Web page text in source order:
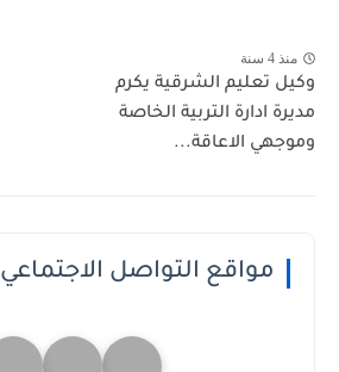
منذ 4 سنة
وكيل تعليم الشرقية يكرم
مديرة ادارة التربية الخاصة
وموجهي الاعاقة...
مواقع التواصل الاجتماعي